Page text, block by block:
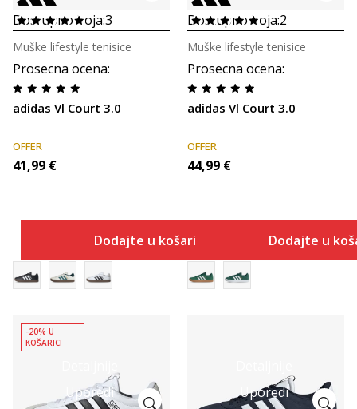
Dostupno boja:3
Prosecna ocena:
adidas Vl Court 3.0
Muške lifestyle tenisice
OFFER
41,99 €
Dodajte u košaricu
Dostupno boja:2
Prosecna ocena:
adidas Vl Court 3.0
Muške lifestyle tenisice
OFFER
44,99 €
Dodajte u
Uporedi
-20% U
KOŠARICI
Uporedi